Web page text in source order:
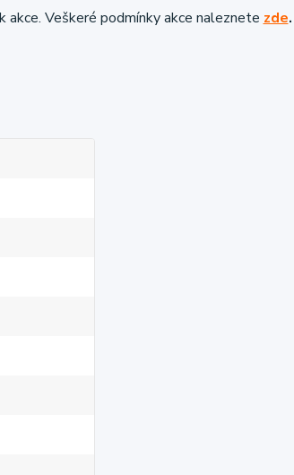
Veškeré podmínky akce naleznete zde.